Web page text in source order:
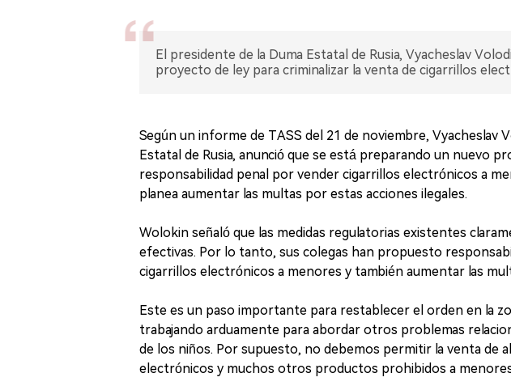
El presidente de la Duma Estatal de Rusia, Vyacheslav
proyecto de ley para criminalizar la venta de cigarrillos
Según un informe de TASS del 21 de noviembre, Vyacheslav
Estatal de Rusia, anunció que se está preparando un nuevo
responsabilidad penal por vender cigarrillos electrónicos a
planea aumentar las multas por estas acciones ilegales.
Wolokin señaló que las medidas regulatorias existentes
efectivas. Por lo tanto, sus colegas han propuesto
cigarrillos electrónicos a menores y también aumentar las
Este es un paso importante para restablecer el orden en la
trabajando arduamente para abordar otros problemas
de los niños. Por supuesto, no debemos permitir la venta de
electrónicos y muchos otros productos prohibidos a